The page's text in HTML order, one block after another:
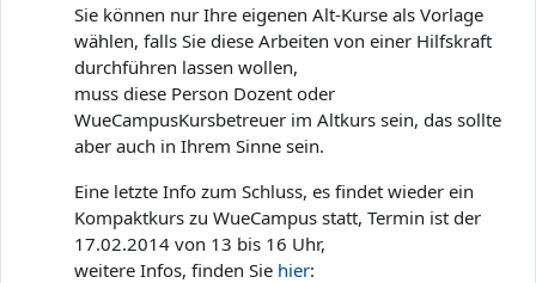
Sie können nur Ihre eigenen Alt-Kurse als Vorlage
wählen, falls Sie diese Arbeiten von einer Hilfskraft
durchführen lassen wollen,
muss diese Person Dozent oder
WueCampusKursbetreuer im Altkurs sein, das sollte
aber auch in Ihrem Sinne sein.
Eine letzte Info zum Schluss, es findet wieder ein
Kompaktkurs zu WueCampus statt, Termin ist der
17.02.2014 von 13 bis 16 Uhr,
weitere Infos, finden Sie hier: